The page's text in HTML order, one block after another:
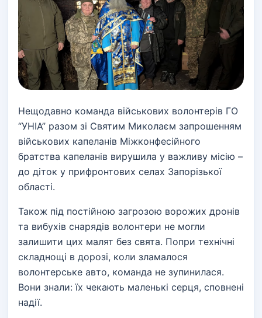
Нещодавно команда військових волонтерів ГО
“УНІА” разом зі Святим Миколаєм запрошенням
військових капеланів Міжконфесійного
братства капеланів вирушила у важливу місію –
до діток у прифронтових селах Запорізької
області.
Також під постійною загрозою ворожих дронів
та вибухів снарядів волонтери не могли
залишити цих малят без свята. Попри технічні
складнощі в дорозі, коли зламалося
волонтерське авто, команда не зупинилася.
Вони знали: їх чекають маленькі серця, сповнені
надії.